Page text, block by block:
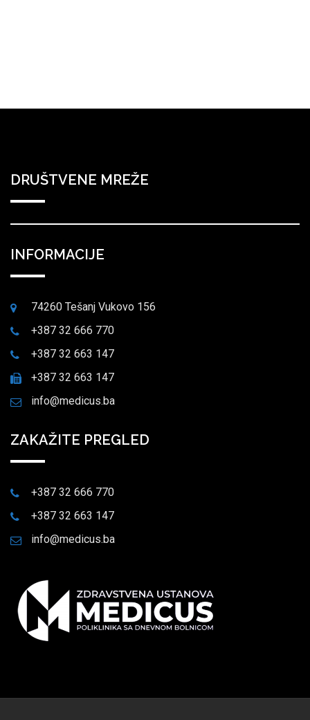
DRUŠTVENE MREŽE
INFORMACIJE
74260 Tešanj Vukovo 156
+387 32 666 770
+387 32 663 147
+387 32 663 147
info@medicus.ba
ZAKAŽITE PREGLED
+387 32 666 770
+387 32 663 147
info@medicus.ba